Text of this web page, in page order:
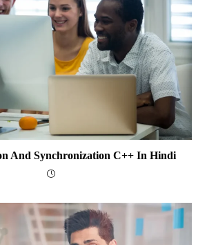
And Synchronization C++ In Hindi